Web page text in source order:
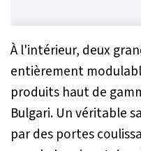
À l'intérieur, deux
entièrement
produits haut de
Bulgari. Un véritable
par des portes